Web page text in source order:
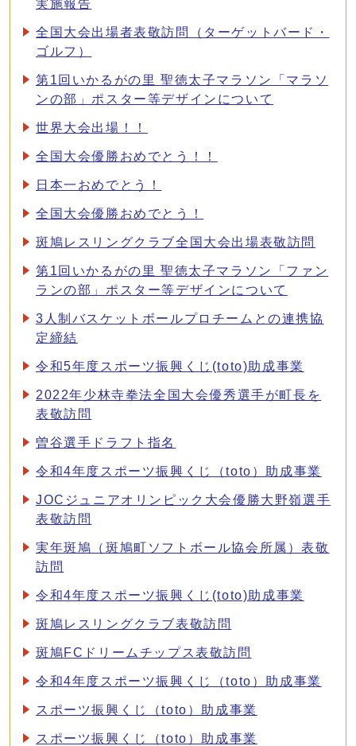
実施報告
全国大会出場者表敬訪問（ターゲットバード・
ゴルフ）
第1回いかるがの里 聖徳太子マラソン「マラソ
ンの部」ポスター等デザインについて
世界大会出場！！
全国大会優勝おめでとう！！
日本一おめでとう！
全国大会優勝おめでとう！
斑鳩レスリングクラブ全国大会出場表敬訪問
第1回いかるがの里 聖徳太子マラソン「ファン
ランの部」ポスター等デザインについて
3人制バスケットボールプロチームとの連携協
定締結
令和5年度スポーツ振興くじ(toto)助成事業
2022年少林寺拳法全国大会優秀選手が町長を
表敬訪問
曽谷選手ドラフト指名
令和4年度スポーツ振興くじ（toto）助成事業
JOCジュニアオリンピック大会優勝大野嶺選手
表敬訪問
実年斑鳩（斑鳩町ソフトボール協会所属）表敬
訪問
令和4年度スポーツ振興くじ(toto)助成事業
斑鳩レスリングクラブ表敬訪問
斑鳩FCドリームチップス表敬訪問
令和4年度スポーツ振興くじ（toto）助成事業
スポーツ振興くじ（toto）助成事業
スポーツ振興くじ（toto）助成事業